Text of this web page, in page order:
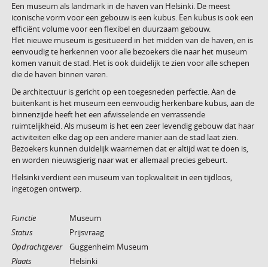
Een museum als landmark in de haven van Helsinki. De meest
iconische vorm voor een gebouw is een kubus. Een kubus is ook een
efficiënt volume voor een flexibel en duurzaam gebouw.
Het nieuwe museum is gesitueerd in het midden van de haven, en is
eenvoudig te herkennen voor alle bezoekers die naar het museum
komen vanuit de stad. Het is ook duidelijk te zien voor alle schepen
die de haven binnen varen.
De architectuur is gericht op een toegesneden perfectie. Aan de
buitenkant is het museum een eenvoudig herkenbare kubus, aan de
binnenzijde heeft het een afwisselende en verrassende
ruimtelijkheid. Als museum is het een zeer levendig gebouw dat haar
activiteiten elke dag op een andere manier aan de stad laat zien.
Bezoekers kunnen duidelijk waarnemen dat er altijd wat te doen is,
en worden nieuwsgierig naar wat er allemaal precies gebeurt.
Helsinki verdient een museum van topkwaliteit in een tijdloos,
ingetogen ontwerp.
Functie
Museum
Status
Prijsvraag
Opdrachtgever
Guggenheim Museum
Plaats
Helsinki